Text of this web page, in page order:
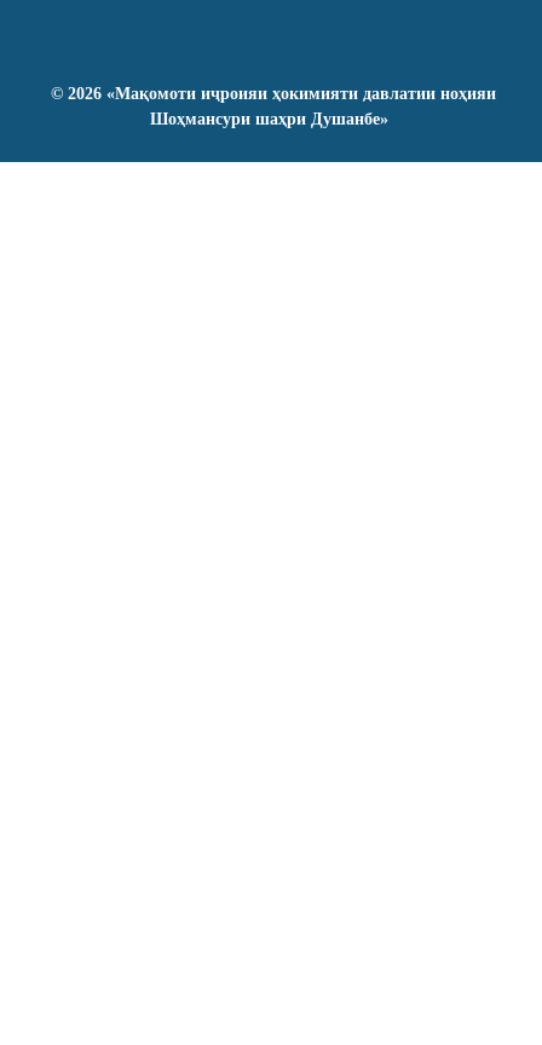
© 2026 «Мақомоти иҷроияи ҳокимияти давлатии ноҳияи
Шоҳмансури шаҳри Душанбе»